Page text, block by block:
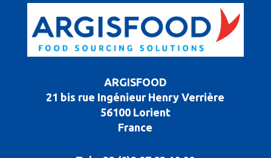
ARGISFOOD
21 bis rue Ingénieur Henry Verrière
56100 Lorient
France